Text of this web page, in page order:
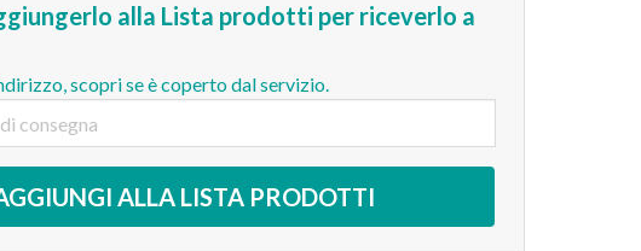
alla Lista prodotti per riceverlo a
scopri se è coperto dal servizio.
ALLA LISTA PRODOTTI